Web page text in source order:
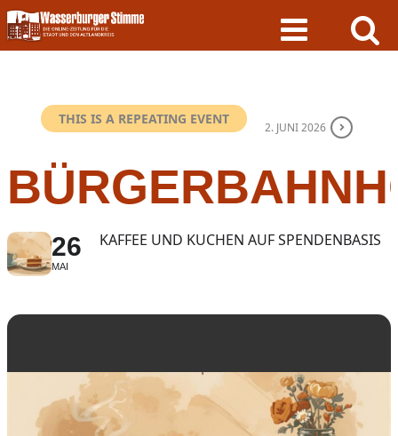
Skip
to
content
THIS IS A REPEATING EVENT
2. JUNI 2026
26
MAI
KAFFEE UND KUCHEN AUF SPENDENBASIS